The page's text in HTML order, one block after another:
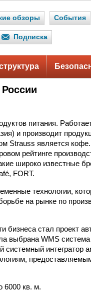
обзоры События
Подписка
питания.
и производит
Strauss является
рейтинге
широко известные
FORT.
технологии,
на рынке по
стал проект
выбрана WMS
интегратор
6000 кв. м.